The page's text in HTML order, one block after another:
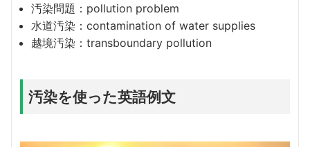
汚染問題：pollution problem
水道汚染：contamination of water supplies
越境汚染：transboundary pollution
汚染を使った英語例文